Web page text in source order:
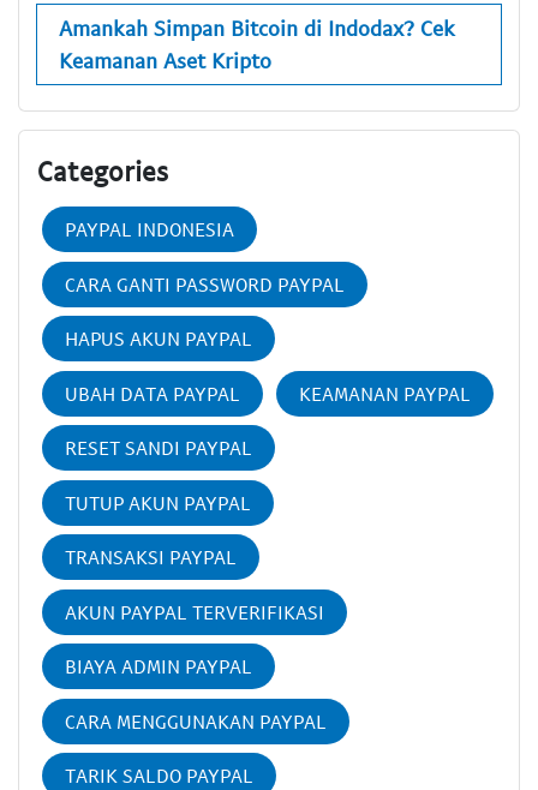
Amankah Simpan Bitcoin di Indodax? Cek
Keamanan Aset Kripto
Categories
PAYPAL INDONESIA
CARA GANTI PASSWORD PAYPAL
HAPUS AKUN PAYPAL
UBAH DATA PAYPAL KEAMANAN PAYPAL
RESET SANDI PAYPAL
TUTUP AKUN PAYPAL
TRANSAKSI PAYPAL
AKUN PAYPAL TERVERIFIKASI
BIAYA ADMIN PAYPAL
CARA MENGGUNAKAN PAYPAL
TARIK SALDO PAYPAL